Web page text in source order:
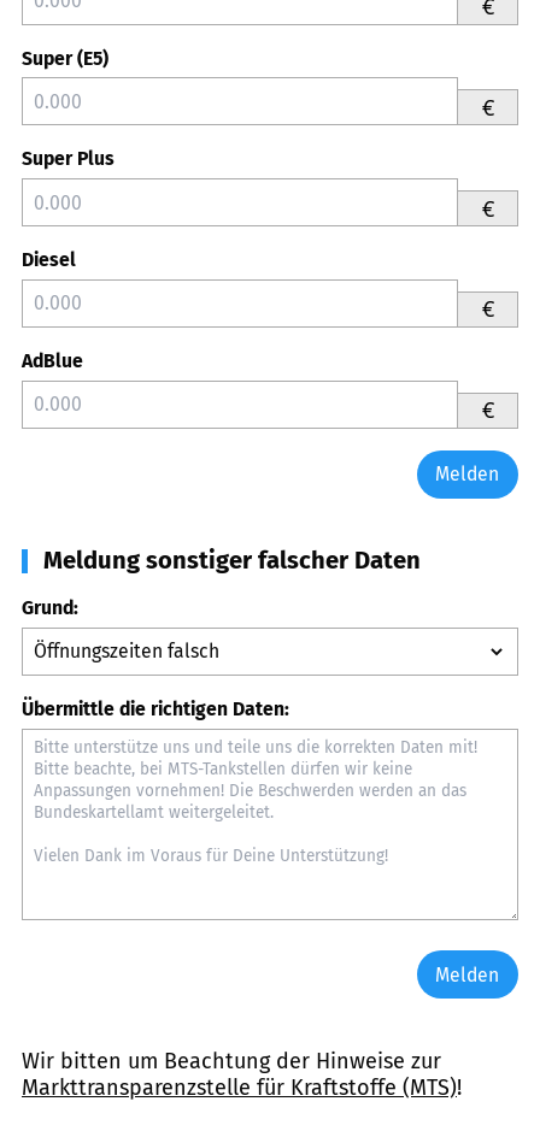
€
Super (E5)
€
Super Plus
€
Diesel
€
AdBlue
€
Melden
Meldung sonstiger falscher Daten
Grund:
Übermittle die richtigen Daten:
Melden
Wir bitten um Beachtung der Hinweise zur
Markttransparenzstelle für Kraftstoffe (MTS)!